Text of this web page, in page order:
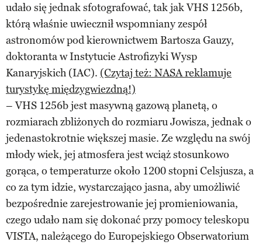
udało się jednak sfotografować, tak jak VHS 1256b,
którą właśnie uwiecznił wspomniany zespół
astronomów pod kierownictwem Bartosza Gauzy,
doktoranta w Instytucie Astrofizyki Wysp
Kanaryjskich (IAC). (Czytaj też: NASA reklamuje
turystykę międzygwiezdną!)
– VHS 1256b jest masywną gazową planetą, o
rozmiarach zbliżonych do rozmiaru Jowisza, jednak o
jedenastokrotnie większej masie. Ze względu na swój
młody wiek, jej atmosfera jest wciąż stosunkowo
gorąca, o temperaturze około 1200 stopni Celsjusza, a
co za tym idzie, wystarczająco jasna, aby umożliwić
bezpośrednie zarejestrowanie jej promieniowania,
czego udało nam się dokonać przy pomocy teleskopu
VISTA, należącego do Europejskiego Obserwatorium